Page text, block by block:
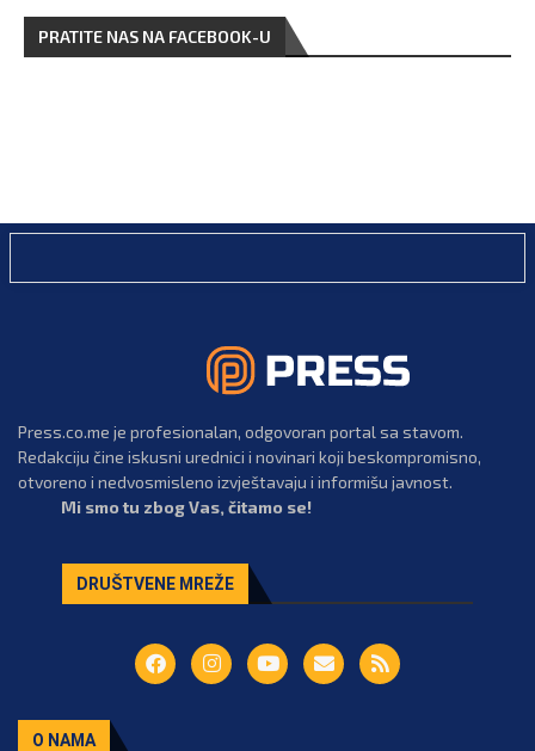
PRATITE NAS NA FACEBOOK-U
Press.co.me je profesionalan, odgovoran portal sa stavom.
Redakciju čine iskusni urednici i novinari koji beskompromisno,
otvoreno i nedvosmisleno izvještavaju i informišu javnost.
Mi smo tu zbog Vas, čitamo se!
DRUŠTVENE MREŽE
O NAMA